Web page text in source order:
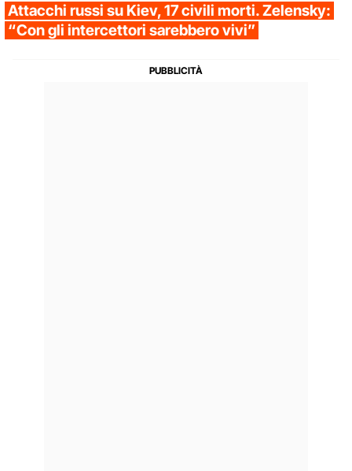
Attacchi russi su Kiev, 17 civili morti. Zelensky:
“Con gli intercettori sarebbero vivi”